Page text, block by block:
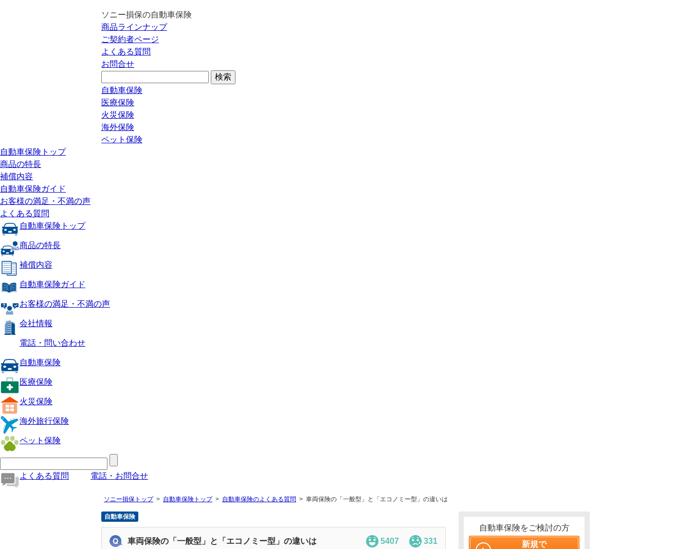
ソニー損保の自動車保険
商品ラインナップ
ご契約者ページ
よくある質問
お問合せ
自動車保険
医療保険
火災保険
海外保険
ペット保険
自動車保険トップ
商品の特長
補償内容
自動車保険ガイド
お客様の満足・不満の声
よくある質問
自動車保険トップ
商品の特長
補償内容
自動車保険ガイド
お客様の満足・不満の声
会社情報
電話・問い合わせ
自動車保険
医療保険
火災保険
海外旅行保険
ペット保険
よくある質問 電話・お問合せ
ソニー損保トップ 自動車保険トップ 自動車保険のよくある質問 車両保険の「一般型」と「エコノミー型」の違いは
自動車保険
車両保険の「一般型」と「エコノミー型」の違いは 5407 331
自動車保険をご検討の方
新規で